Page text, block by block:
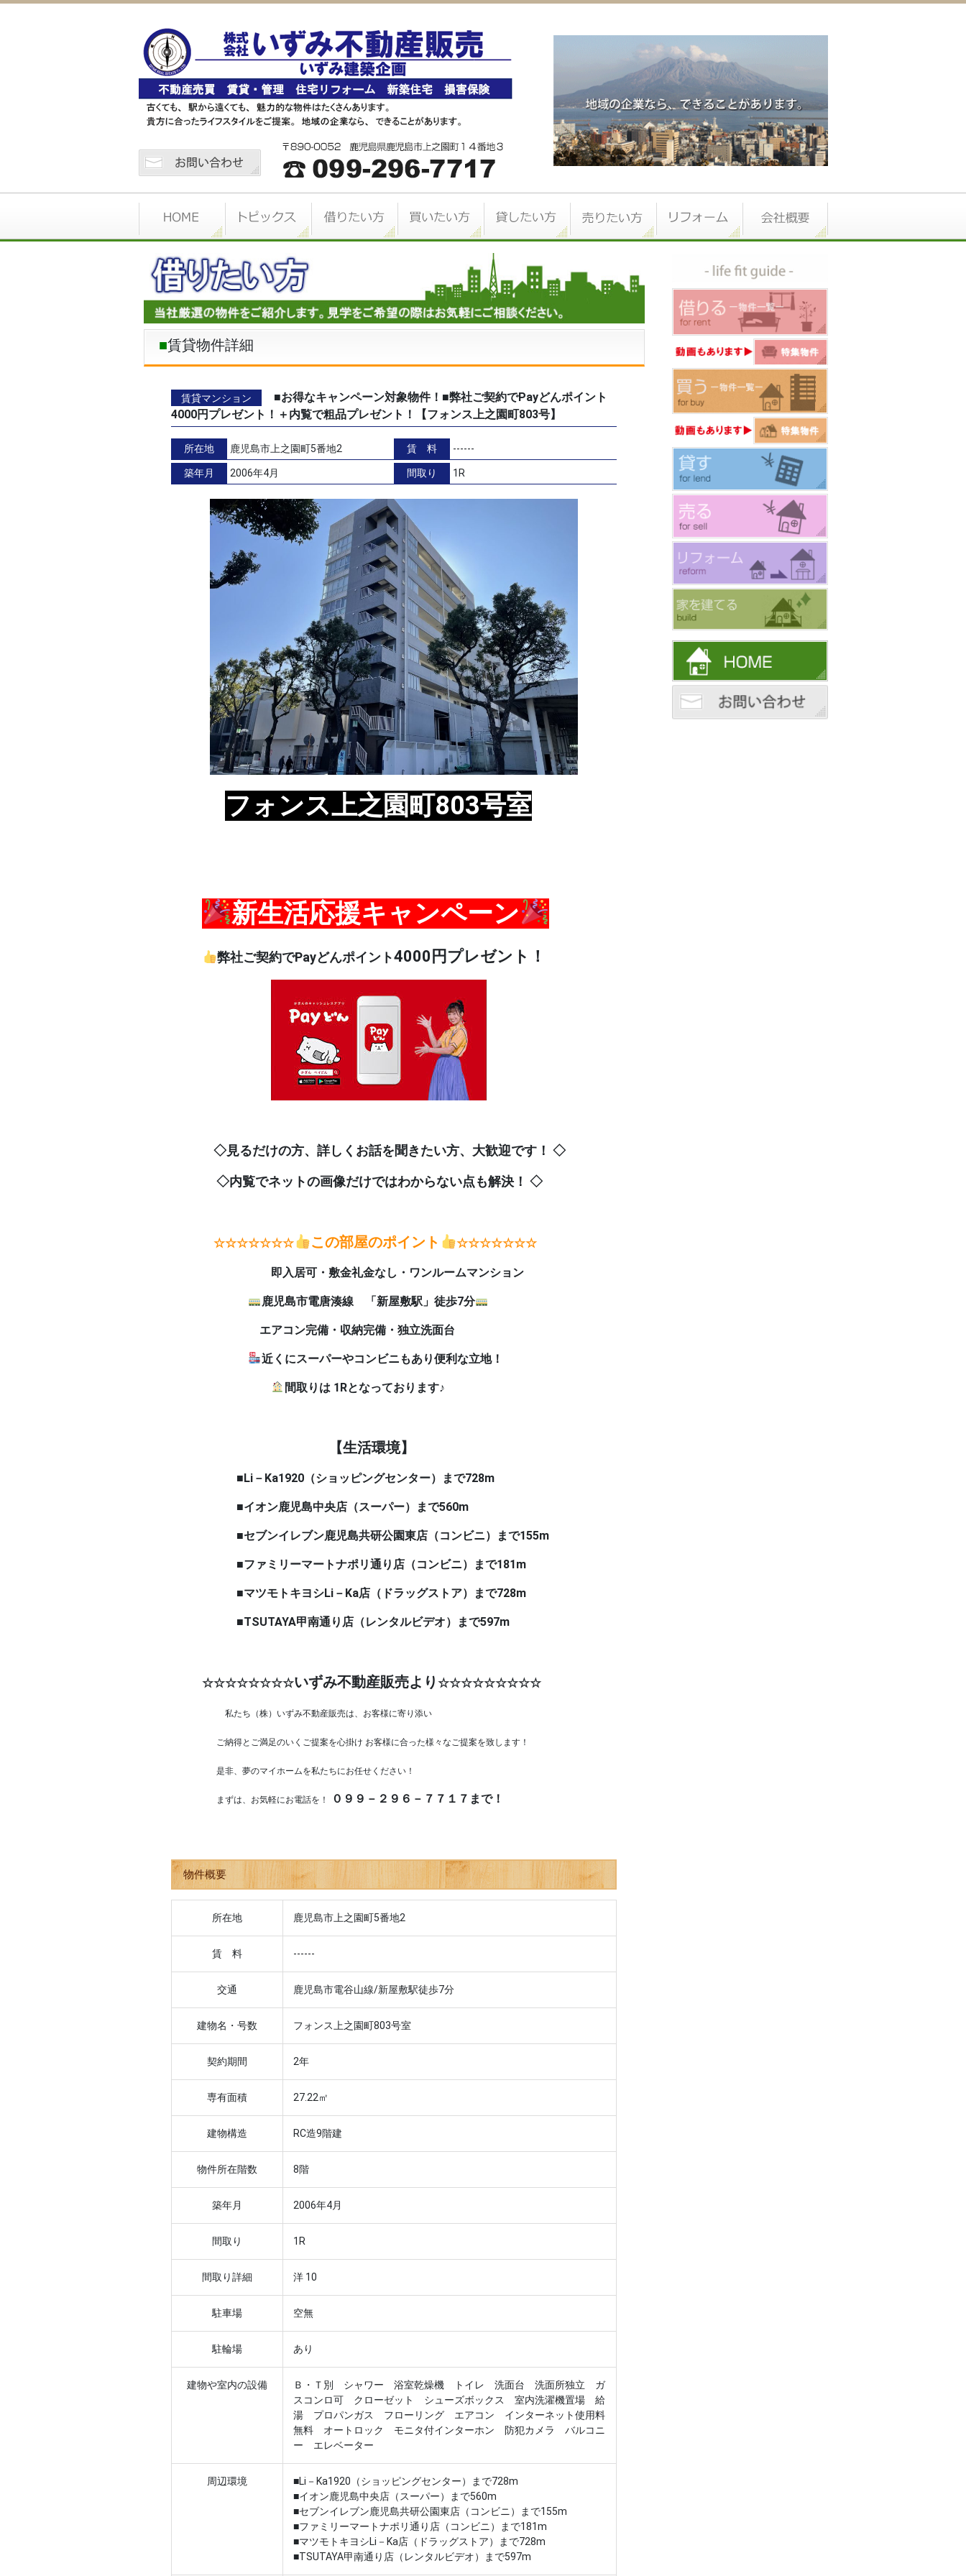
賃貸物件詳細
賃貸マンション
■お得なキャンペーン対象物件！■弊社ご契約でPayどんポイント
4000円プレゼント！＋内覧で粗品プレゼント！【フォンス上之園町803号】
所在地 鹿児島市上之園町5番地2 賃 料 ------
築年月 2006年4月 間取り 1R
フォンス上之園町803号室
新生活応援キャンペーン
弊社ご契約でPayどんポイント4000円プレゼント！
◇見るだけの方、詳しくお話を聞きたい方、大歓迎です！ ◇
◇内覧でネットの画像だけではわからない点も解決！ ◇
☆☆☆☆☆☆☆ この部屋のポイント ☆☆☆☆☆☆☆
即入居可・敷金礼金なし・ワンルームマンション
鹿児島市電唐湊線 「新屋敷駅」徒歩7分
エアコン完備・収納完備・独立洗面台
近くにスーパーやコンビニもあり便利な立地！
間取りは 1Rとなっております♪
【生活環境】
■Li－Ka1920（ショッピングセンター）まで728m
■イオン鹿児島中央店（スーパー）まで560m
■セブンイレブン鹿児島共研公園東店（コンビニ）まで155m
■ファミリーマートナポリ通り店（コンビニ）まで181m
■マツモトキヨシLi－Ka店（ドラッグストア）まで728m
■TSUTAYA甲南通り店（レンタルビデオ）まで597m
☆☆☆☆☆☆☆☆いずみ不動産販売より☆☆☆☆☆☆☆☆☆
私たち（株）いずみ不動産販売は、お客様に寄り添い
ご納得とご満足のいくご提案を心掛け お客様に合った様々なご提案を致します！
是非、夢のマイホームを私たちにお任せください！
まずは、お気軽にお電話を！ ０９９－２９６－７７１７まで！
物件概要
所在地 鹿児島市上之園町5番地2
賃 料 ------
交通 鹿児島市電谷山線/新屋敷駅徒歩7分
建物名・号数 フォンス上之園町803号室
契約期間 2年
専有面積 27.22㎡
建物構造 RC造9階建
物件所在階数 8階
築年月 2006年4月
間取り 1R
間取り詳細 洋 10
駐車場 空無
駐輪場 あり
建物や室内の設備
Ｂ・Ｔ別 シャワー 浴室乾燥機 トイレ 洗面台 洗面所独立 ガ
スコンロ可 クローゼット シューズボックス 室内洗濯機置場 給
湯 プロパンガス フローリング エアコン インターネット使用料
無料 オートロック モニタ付インターホン 防犯カメラ バルコニ
ー エレベーター
周辺環境
■Li－Ka1920（ショッピングセンター）まで728m
■イオン鹿児島中央店（スーパー）まで560m
■セブンイレブン鹿児島共研公園東店（コンビニ）まで155m
■ファミリーマートナポリ通り店（コンビニ）まで181m
■マツモトキヨシLi－Ka店（ドラッグストア）まで728m
■TSUTAYA甲南通り店（レンタルビデオ）まで597m